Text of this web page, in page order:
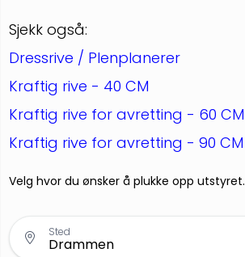
Sjekk også:
Dressrive / Plenplanerer
Kraftig rive - 40 CM
Kraftig rive for avretting - 60 CM
Kraftig rive for avretting - 90 CM
Velg hvor du ønsker å plukke opp utstyret.
Sted